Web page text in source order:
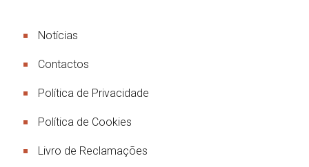
Notícias
Contactos
Política de Privacidade
Política de Cookies
Livro de Reclamações